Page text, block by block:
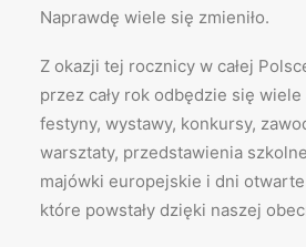
Naprawdę wiele się zmieniło.
Z okazji tej rocznicy w całej
przez cały rok odbędzie się
festyny, wystawy, konkursy,
warsztaty, przedstawienia
majówki europejskie i dni
które powstały dzięki naszej